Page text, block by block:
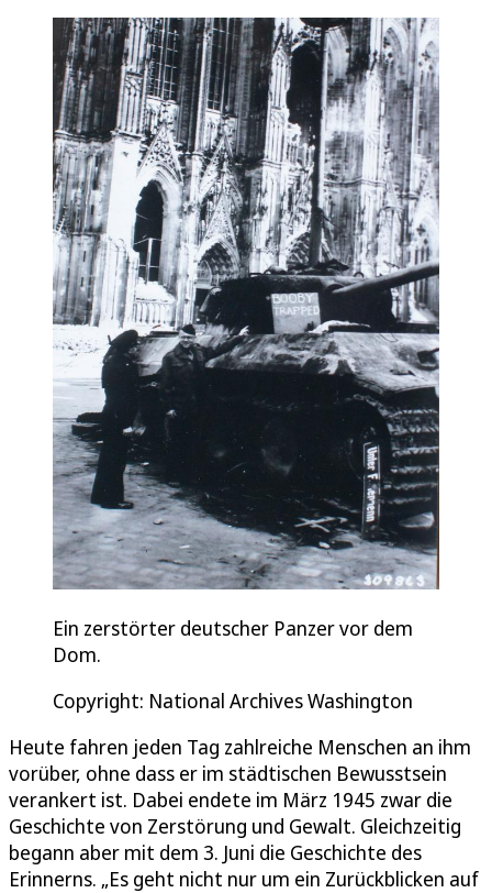
Ein zerstörter deutscher Panzer vor dem
Dom.
Copyright: National Archives Washington
Heute fahren jeden Tag zahlreiche Menschen an ihm
vorüber, ohne dass er im städtischen Bewusstsein
verankert ist. Dabei endete im März 1945 zwar die
Geschichte von Zerstörung und Gewalt. Gleichzeitig
begann aber mit dem 3. Juni die Geschichte des
Erinnerns. „Es geht nicht nur um ein Zurückblicken auf